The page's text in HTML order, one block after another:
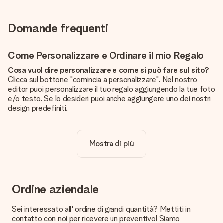
Domande frequenti
Come Personalizzare e Ordinare il mio Regalo
Cosa vuol dire personalizzare e come si può fare sul sito?
Clicca sul bottone "comincia a personalizzare". Nel nostro
editor puoi personalizzare il tuo regalo aggiungendo la tue foto
e/o testo. Se lo desideri puoi anche aggiungere uno dei nostri
design predefiniti.
Certo! Il prezzo mostrato include sempre la personalizzazione
Vogliamo assicurarci che tu sia completamente soddisfatto
del tuo regalo. Per questo è importante utilizzare foto di alta
nostro servizio clienti e includi la foto insieme al regalo che
Mostra di più
Ordine aziendale
Sei interessato all' ordine di grandi quantità? Mettiti in
contatto con noi per ricevere un preventivo! Siamo